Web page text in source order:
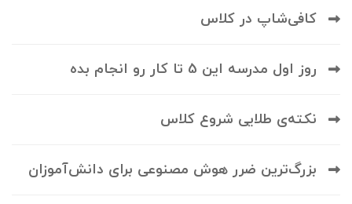
کافی‌شاپ در کلاس
روز اول مدرسه این 5 تا کار رو انجام بده
نکته‌ی طلایی شروع کلاس
بزرگ‌ترین ضرر هوش مصنوعی برای دانش‌آموزان